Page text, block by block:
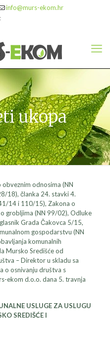
info@murs-ekom.hr
ukopa
odnosima (NN
18), članka 24. stavki 4.
14 i 110/15), Zakona o
grobljima (NN 99/02), Odluke
Grada Čakovca 5/15,
gospodarstvu (NN
komunalnih
Mursko Središće od
– Direktor u skladu sa
o osnivanju društva s
ekom d.o.o. dana 5. travnja
USLUGE ZA USLUGU
SREDIŠĆE I